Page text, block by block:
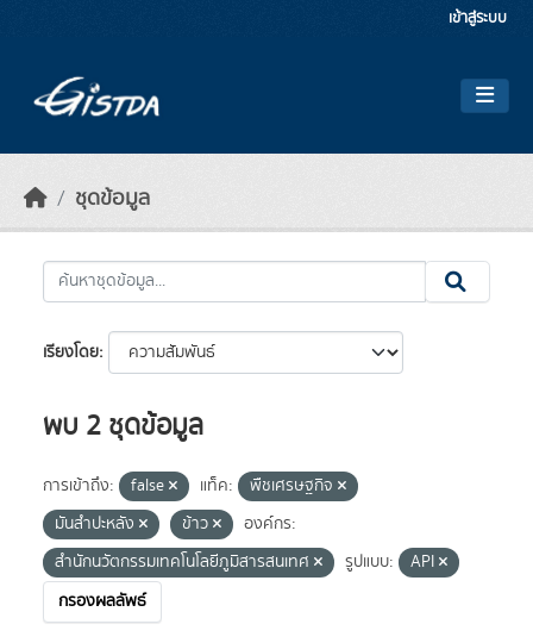
เข้าสู่ระบบ
ชุดข้อมูล
เรียงโดย
พบ 2 ชุดข้อมูล
การเข้าถึง: false แท็ค:
พืชเศรษฐกิจ
มันสำปะหลัง
ข้าว
องค์กร:
สำนักนวัตกรรมเทคโนโลยีภูมิสารสนเทศ
รูปแบบ:
API
กรองผลลัพธ์